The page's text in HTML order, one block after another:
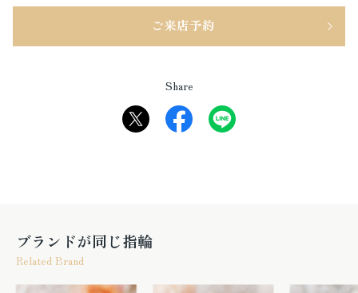
ご来店予約
Share
ブランドが同じ指輪
Related Brand